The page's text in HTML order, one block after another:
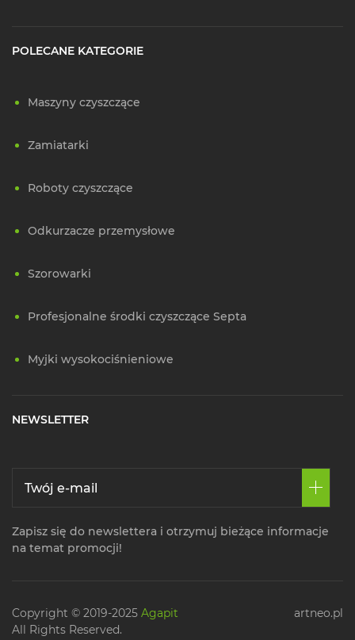
POLECANE KATEGORIE
Maszyny czyszczące
Zamiatarki
Roboty czyszczące
Odkurzacze przemysłowe
Szorowarki
Profesjonalne środki czyszczące Septa
Myjki wysokociśnieniowe
NEWSLETTER
Zapisz się do newslettera i otrzymuj bieżące informacje
na temat promocji!
Copyright © 2019-2025 Agapit
All Rights Reserved.
artneo.pl